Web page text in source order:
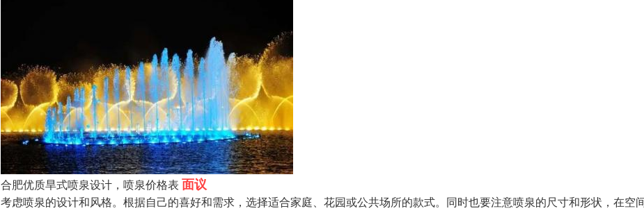
合肥优质旱式喷泉设计，喷泉价格表 面议
考虑喷泉的设计和风格。根据自己的喜好和需求，选择适合家庭、花园或公共场所的款式。同时也要注意喷泉的尺寸和形状，在空